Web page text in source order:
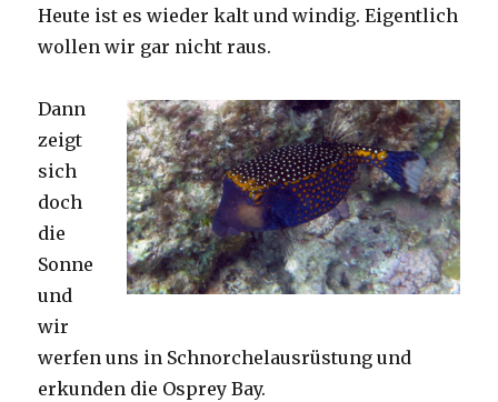
Heute ist es wieder kalt und windig. Eigentlich
wollen wir gar nicht raus.
Dann
zeigt
sich
doch
die
Sonne
und
wir
werfen uns in Schnorchelausrüstung und
erkunden die Osprey Bay.